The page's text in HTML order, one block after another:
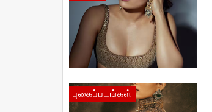
புகைப்படங்கள்